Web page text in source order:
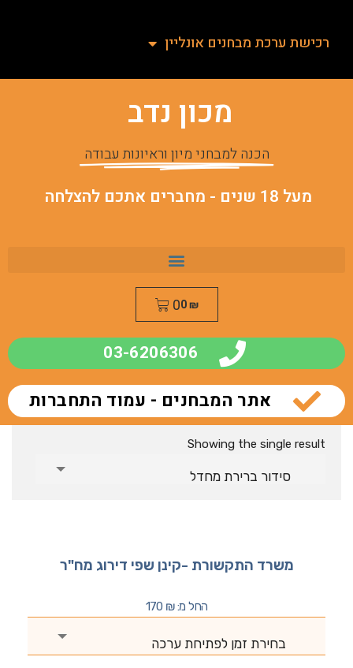
רכישת ערכת מבחנים אונליין
מכון נדב
הכנה למבחני מיון וראיונות עבודה
מעל 18 שנים - מחברים אתכם להצלחה
0₪
0
03-6206306
אתר המבחנים - עמוד התחברות
Showing the single result
סידור ברירת מחדל
משרד התקשורת -קינן שפי דירוג מח"ר
החל מ: 170 ₪
בחירת זמן לפתיחת ערכה